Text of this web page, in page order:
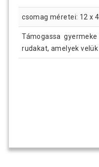
csomag méretei: 12 x
Támogassa
rudakat, amelyek